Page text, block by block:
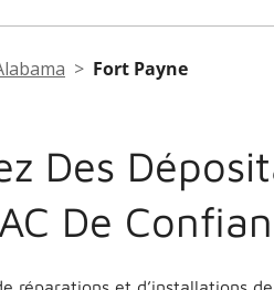
Fort Payne
Des
De